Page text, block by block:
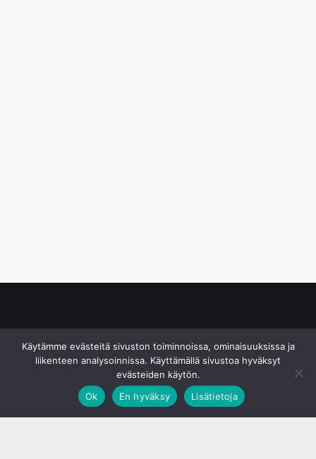
Käytämme evästeitä sivuston toiminnoissa, ominaisuuksissa ja
liikenteen analysoinnissa. Käyttämällä sivustoa hyväksyt
evästeiden käytön.
Ok
En hyväksy Lisätietoja